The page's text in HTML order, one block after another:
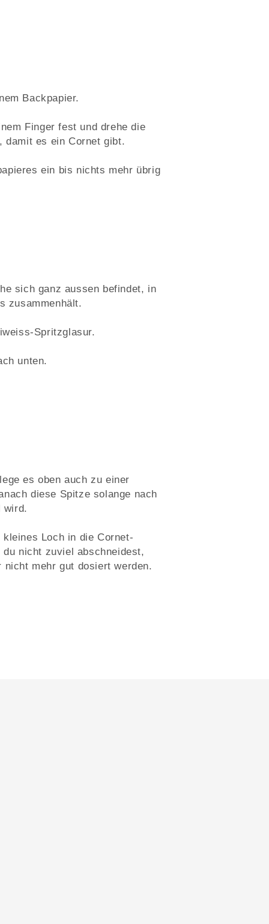
Backpapier.
Finger fest und drehe die
damit es ein Cornet gibt.
ein bis nichts mehr übrig
sich ganz aussen befindet, in
zusammenhält.
Spritzglasur.
unten.
es oben auch zu einer
diese Spitze solange nach
wird.
Loch in die Cornet-
nicht zuviel abschneidest,
nicht mehr gut dosiert werden.